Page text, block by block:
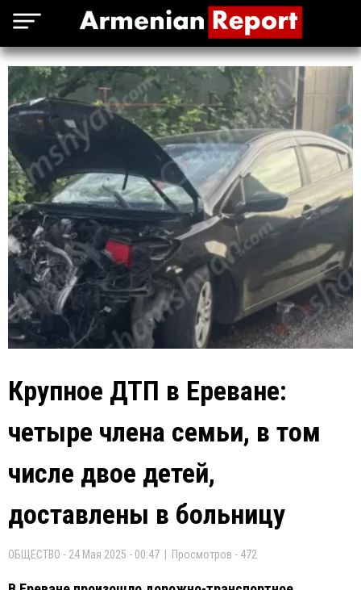
Крупное ДТП в Ереване:
четыре члена семьи, в том
числе двое детей,
доставлены в больницу
ОБЩЕСТВО - 24 Мая 2025 - 00:47 | Просмотров - 472